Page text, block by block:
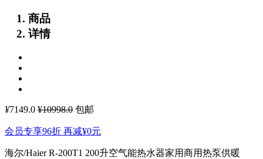
商品
详情
¥7149.0 ¥10998.0 包邮
会员专享96折 再减¥0元
海尔/Haier R-200T1 200升空气能热水器家用商用热泵供暖